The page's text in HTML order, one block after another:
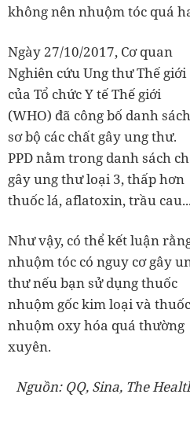
không nên nhuộm tóc quá
Ngày 27/10/2017, Cơ quan
Nghiên cứu Ung thư Thế giới
của Tổ chức Y tế Thế giới
(WHO) đã công bố danh sách
sơ bộ các chất gây ung thư.
PPD nằm trong danh sách
gây ung thư loại 3, thấp hơn
thuốc lá, aflatoxin, trầu cau...
Như vậy, có thể kết luận
nhuộm tóc có nguy cơ gây
thư nếu bạn sử dụng thuốc
nhuộm gốc kim loại và thuốc
nhuộm oxy hóa quá thường
xuyên.
Nguồn: QQ, Sina, The